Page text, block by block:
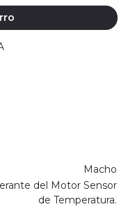
Macho
del Motor Sensor
de Temperatura.